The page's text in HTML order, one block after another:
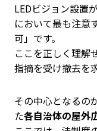
LEDビジョン設置
において最も注意
可」です。
ここを正しく理解
指摘を受け撤去を
その中心となるの
た各自治体の屋外